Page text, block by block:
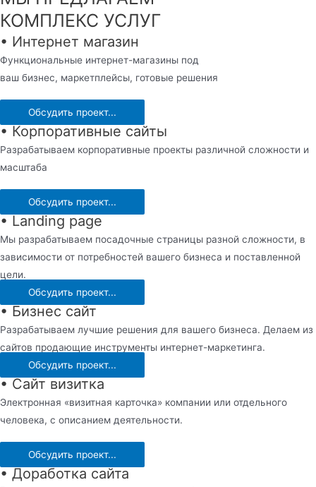
КОМПЛЕКС УСЛУГ
• Интернет магазин
Функциональные интернет-магазины под
ваш бизнес, маркетплейсы, готовые решения
Обсудить проект...
• Корпоративные сайты
Разрабатываем корпоративные проекты различной сложности и
масштаба
Обсудить проект...
• Landing page
Мы разрабатываем посадочные страницы разной сложности, в
зависимости от потребностей вашего бизнеса и поставленной
цели.
Обсудить проект...
• Бизнес сайт
Разрабатываем лучшие решения для вашего бизнеса. Делаем из
сайтов продающие инструменты интернет-маркетинга.
Обсудить проект...
• Сайт визитка
Электронная «визитная карточка» компании или отдельного
человека, с описанием деятельности.
Обсудить проект...
• Доработка сайта